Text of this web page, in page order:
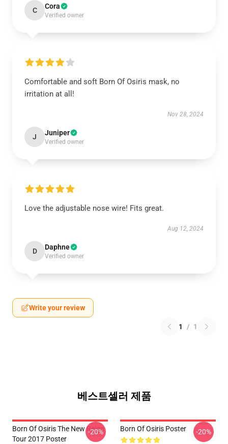
C Cora
Verified owner
Comfortable and soft Born Of Osiris mask, no
irritation at all!
Nov 28, 2024
J Juniper
Verified owner
Love the adjustable nose wire! Fits great.
Aug 12, 2024
D Daphne
Verified owner
Write your review
1 / 1
베스트셀러 제품
Born Of Osiris The New Reign
Tour 2017 Poster
-20% Born Of Osiris Poster -20%